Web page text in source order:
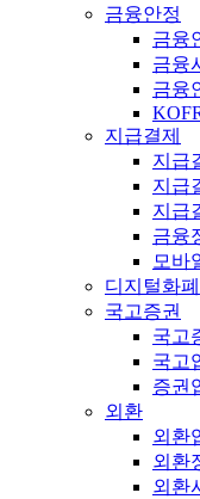
금융안정
금융
금융
금융
지급결제
지급
지급
지급
금융
모바
디지털화폐
국고증권
국고
국고
증권
외환
외환
외환
외환